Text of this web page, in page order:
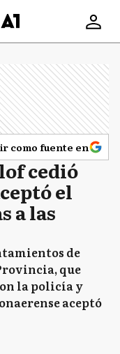
como fuente en
cedió
el
a las
de
que
la policía y
aceptó